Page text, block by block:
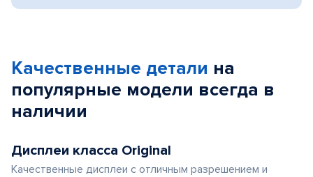
Качественные детали на
популярные модели всегда в
наличии
Дисплеи класса Original
Качественные дисплеи с отличным разрешением и